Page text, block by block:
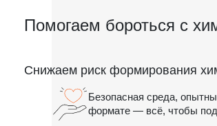
Помогаем бороться с
Снижаем риск формирования
Безопасная среда,
формате — всё, чтобы